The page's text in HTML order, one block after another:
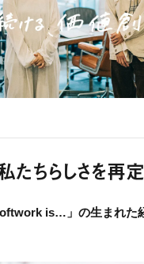
たちらしさを再
is…」の生まれた経